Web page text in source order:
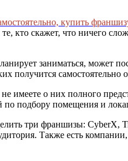
купить
кто скажет, что ничего
заниматься,
получится
имеете о них полного
подбору помещения и
три франшизы:
Также есть